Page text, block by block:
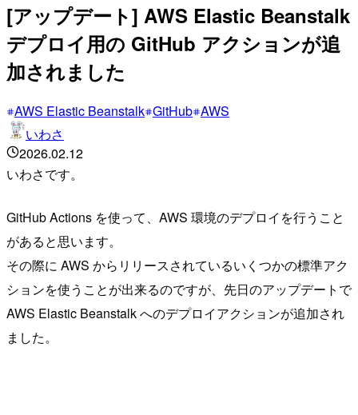
[アップデート] AWS Elastic Beanstalk
デプロイ用の GitHub アクションが追
加されました
AWS Elastic Beanstalk GitHub AWS
いわさ
2026.02.12
いわさです。
GitHub Actions を使って、AWS 環境のデプロイを行うこと
があると思います。
その際に AWS からリリースされているいくつかの標準アク
ションを使うことが出来るのですが、先日のアップデートで
AWS Elastic Beanstalk へのデプロイアクションが追加され
ました。